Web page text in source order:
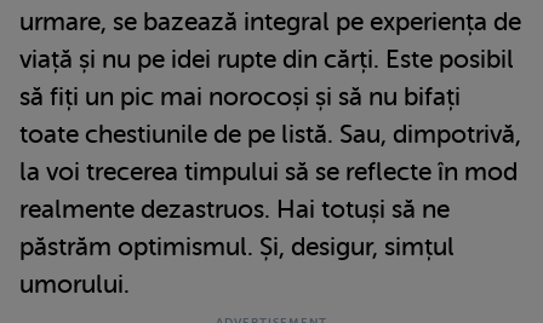
urmare, se bazează integral pe experiența de
viață și nu pe idei rupte din cărți. Este posibil
să fiți un pic mai norocoși și să nu bifați
toate chestiunile de pe listă. Sau, dimpotrivă,
la voi trecerea timpului să se reflecte în mod
realmente dezastruos. Hai totuși să ne
păstrăm optimismul. Și, desigur, simțul
umorului.